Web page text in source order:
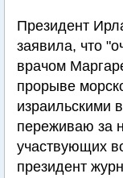
Президент
заявила, что
врачом
прорыве
израильскими
переживаю за
участвующих
президент